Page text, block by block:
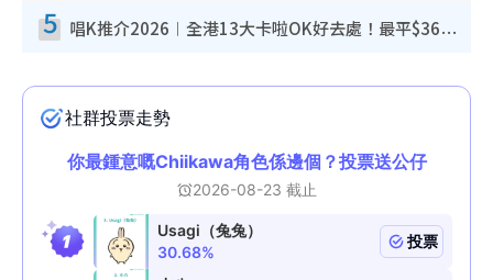
5 唱K推介2026︱全港13大卡啦OK好去處！最平$36起 日文K都有！(附地址+收費詳情)